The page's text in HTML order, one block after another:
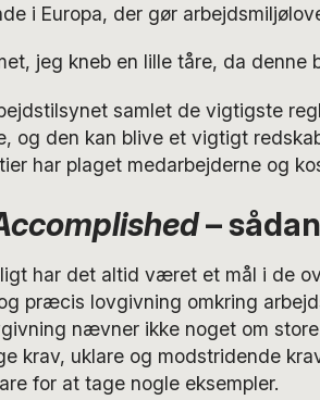
i Europa, der gør
jeg kneb en lille tåre, da denne
samlet de vigtigste
og den kan blive et vigtigt
har plaget medarbejderne og
–
har det altid været et mål i de
præcis lovgivning omkring
nævner ikke noget om
krav, uklare og modstridende
for at tage nogle eksempler.